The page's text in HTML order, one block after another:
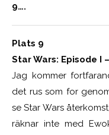
9….
Plats 9
Star Wars: Episode I
Jag kommer
det rus som for
se Star Wars
räknar inte med